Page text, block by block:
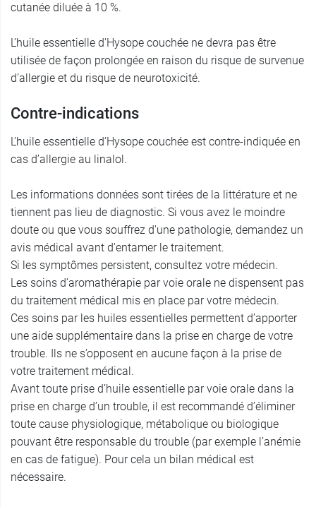
cutanée diluée à 10 %.
L’huile essentielle d’Hysope couchée ne devra pas être
utilisée de façon prolongée en raison du risque de survenue
d’allergie et du risque de neurotoxicité.
Contre-indications
L’huile essentielle d’Hysope couchée est contre-indiquée en
cas d’allergie au linalol.
Les informations données sont tirées de la littérature et ne
tiennent pas lieu de diagnostic. Si vous avez le moindre
doute ou que vous souffrez d'une pathologie, demandez un
avis médical avant d'entamer le traitement.
Si les symptômes persistent, consultez votre médecin.
Les soins d’aromathérapie par voie orale ne dispensent pas
du traitement médical mis en place par votre médecin.
Ces soins par les huiles essentielles permettent d’apporter
une aide supplémentaire dans la prise en charge de votre
trouble. Ils ne s’opposent en aucune façon à la prise de
votre traitement médical.
Avant toute prise d’huile essentielle par voie orale dans la
prise en charge d’un trouble, il est recommandé d’éliminer
toute cause physiologique, métabolique ou biologique
pouvant être responsable du trouble (par exemple l’anémie
en cas de fatigue). Pour cela un bilan médical est
nécessaire.